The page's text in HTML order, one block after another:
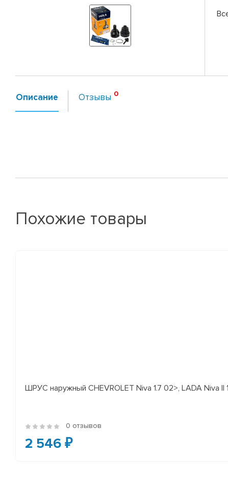
Описание Отзывы
Похожие товары
ШРУС наружный CHEVROLET Niva 1.7 02>, LADA Niva II
0 отзывов
2 546 ₽